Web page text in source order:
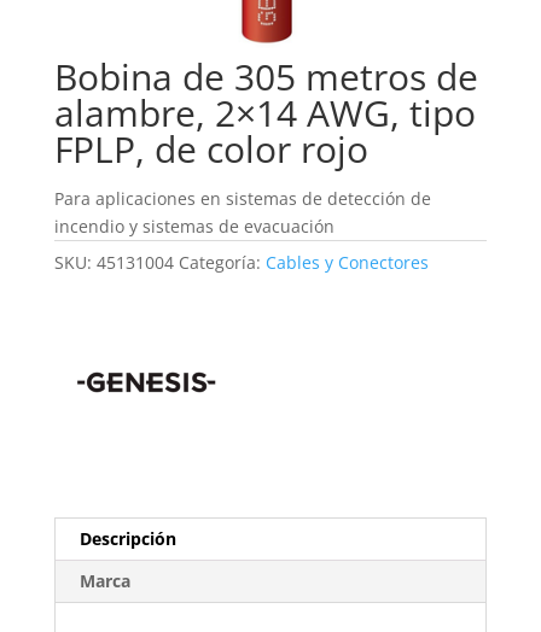
Bobina de 305 metros de
alambre, 2×14 AWG, tipo
FPLP, de color rojo
Para aplicaciones en sistemas de detección de
incendio y sistemas de evacuación
SKU: 45131004 Categoría: Cables y Conectores
Descripción
Marca